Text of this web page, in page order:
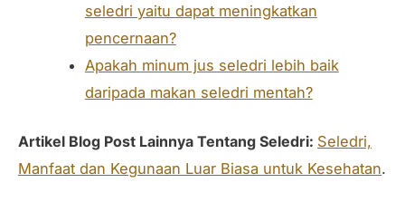
seledri yaitu dapat meningkatkan
pencernaan?
Apakah minum jus seledri lebih baik
daripada makan seledri mentah?
Artikel Blog Post Lainnya Tentang Seledri: Seledri,
Manfaat dan Kegunaan Luar Biasa untuk Kesehatan.